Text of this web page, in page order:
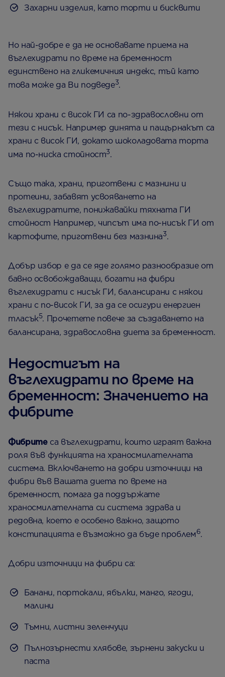
Захарни изделия, като торти и бисквити
Но най-добре е да не основавате приема на
въглехидрати по време на бременност
единствено на гликемичния индекс, тъй като
това може да Ви подведе3.
Някои храни с висок ГИ са по-здравословни от
тези с нисък. Например динята и пащърнакът са
храни с висок ГИ, докато шоколадовата торта
има по-ниска стойност3.
Също така, храни, приготвени с мазнини и
протеини, забавят усвояването на
въглехидратите, понижавайки тяхната ГИ
стойност Например, чипсът има по-нисък ГИ от
картофите, приготвени без мазнина3.
Добър избор е да се яде голямо разнообразие от
бавно освобождаващи, богати на фибри
въглехидрати с нисък ГИ, балансирани с някои
храни с по-висок ГИ, за да се осигури енергиен
тласък5. Прочетете повече за създаването на
балансирана, здравословна диета за бременност.
Недостигът на
въглехидрати по време на
бременност: Значението на
фибрите
Фибритеса въглехидрати, които играят важна
роля във функцията на храносмилателната
система. Включването на добри източници на
фибри във Вашата диета по време на
бременност, помага да поддържате
храносмилателната си система здрава и
редовна, което е особено важно, защото
констипацията е възможно да бъде проблем6.
Добри източници на фибри са:
Банани, портокали, ябълки, манго, ягоди,
малини
Тъмни, листни зеленчуци
Пълнозърнести хлябове, зърнени закуски и
паста